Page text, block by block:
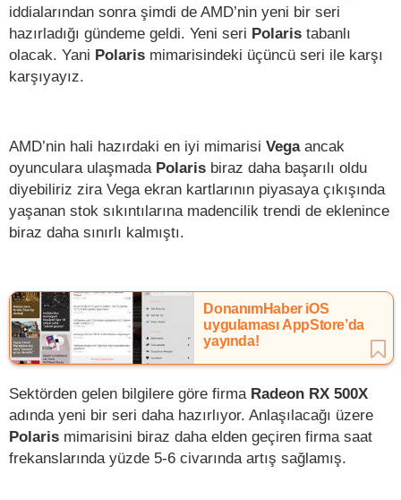
iddialarından sonra şimdi de AMD’nin yeni bir seri
hazırladığı gündeme geldi. Yeni seri Polaris tabanlı
olacak. Yani Polaris mimarisindeki üçüncü seri ile karşı
karşıyayız.
AMD’nin hali hazırdaki en iyi mimarisi Vegaancak
oyunculara ulaşmada Polaris biraz daha başarılı oldu
diyebiliriz zira Vega ekran kartlarının piyasaya çıkışında
yaşanan stok sıkıntılarına madencilik trendi de eklenince
biraz daha sınırlı kalmıştı.
DonanımHaber iOS
uygulaması AppStore’da
yayında!
Sektörden gelen bilgilere göre firma Radeon RX 500X
adında yeni bir seri daha hazırlıyor. Anlaşılacağı üzere
Polaris mimarisini biraz daha elden geçiren firma saat
frekanslarında yüzde 5-6 civarında artış sağlamış.